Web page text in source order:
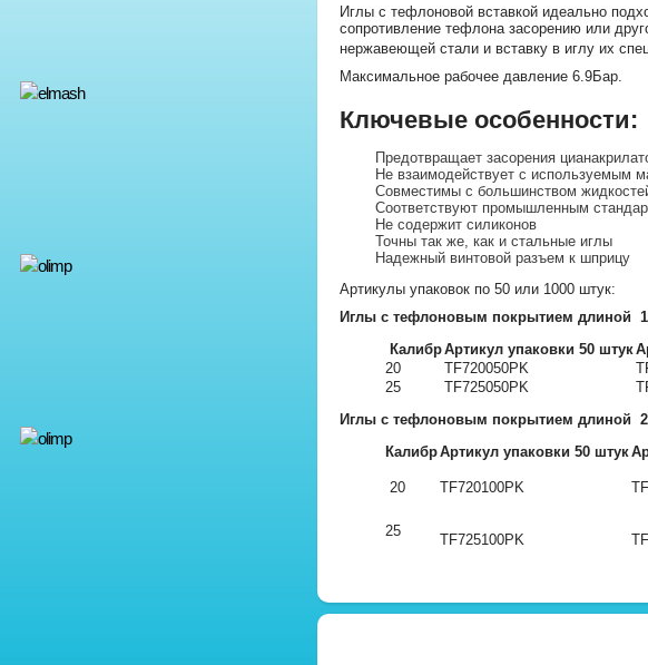
Иглы с тефлоновой вставкой идеально
сопротивление тефлона засорению или
нержавеющей стали и вставку в иглу их
Максимальное рабочее давление 6.9Бар.
Ключевые особенности:
Предотвращает засорения
Не взаимодействует с используемым
Совместимы с большинством
Соответствуют промышленным
Не содержит силиконов
Точны так же, как и стальные иглы
Надежный винтовой разъем к шприцу
Артикулы упаковок по 50 или 1000 штук:
Иглы с тефлоновым покрытием длиной
КалибрАртикул упаковки 50 штук
20
TF720050PK
25
TF725050PK
Иглы с тефлоновым покрытием длиной
КалибрАртикул упаковки 50 штук
20 TF720100PK
25
TF725100PK